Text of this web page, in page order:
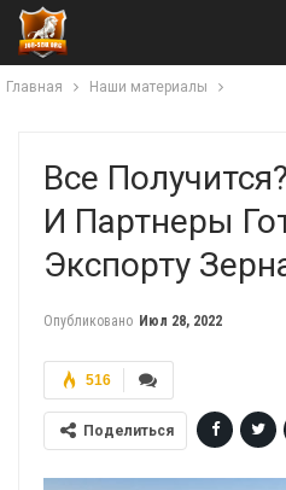
Главная Наши материалы
Все
И Партнеры
Экспорту
Опубликовано Июл 28, 2022
516
Поделиться